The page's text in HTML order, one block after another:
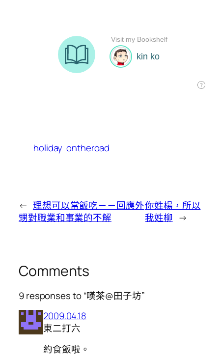
holiday ontheroad
← 理想可以當飯吃－－回應外
甥對職業和事業的不解
你姓楊，所以
我姓柳 →
Comments
9 responses to “嘆茶@田子坊”
2009.04.18
東二打六
約食飯啦。